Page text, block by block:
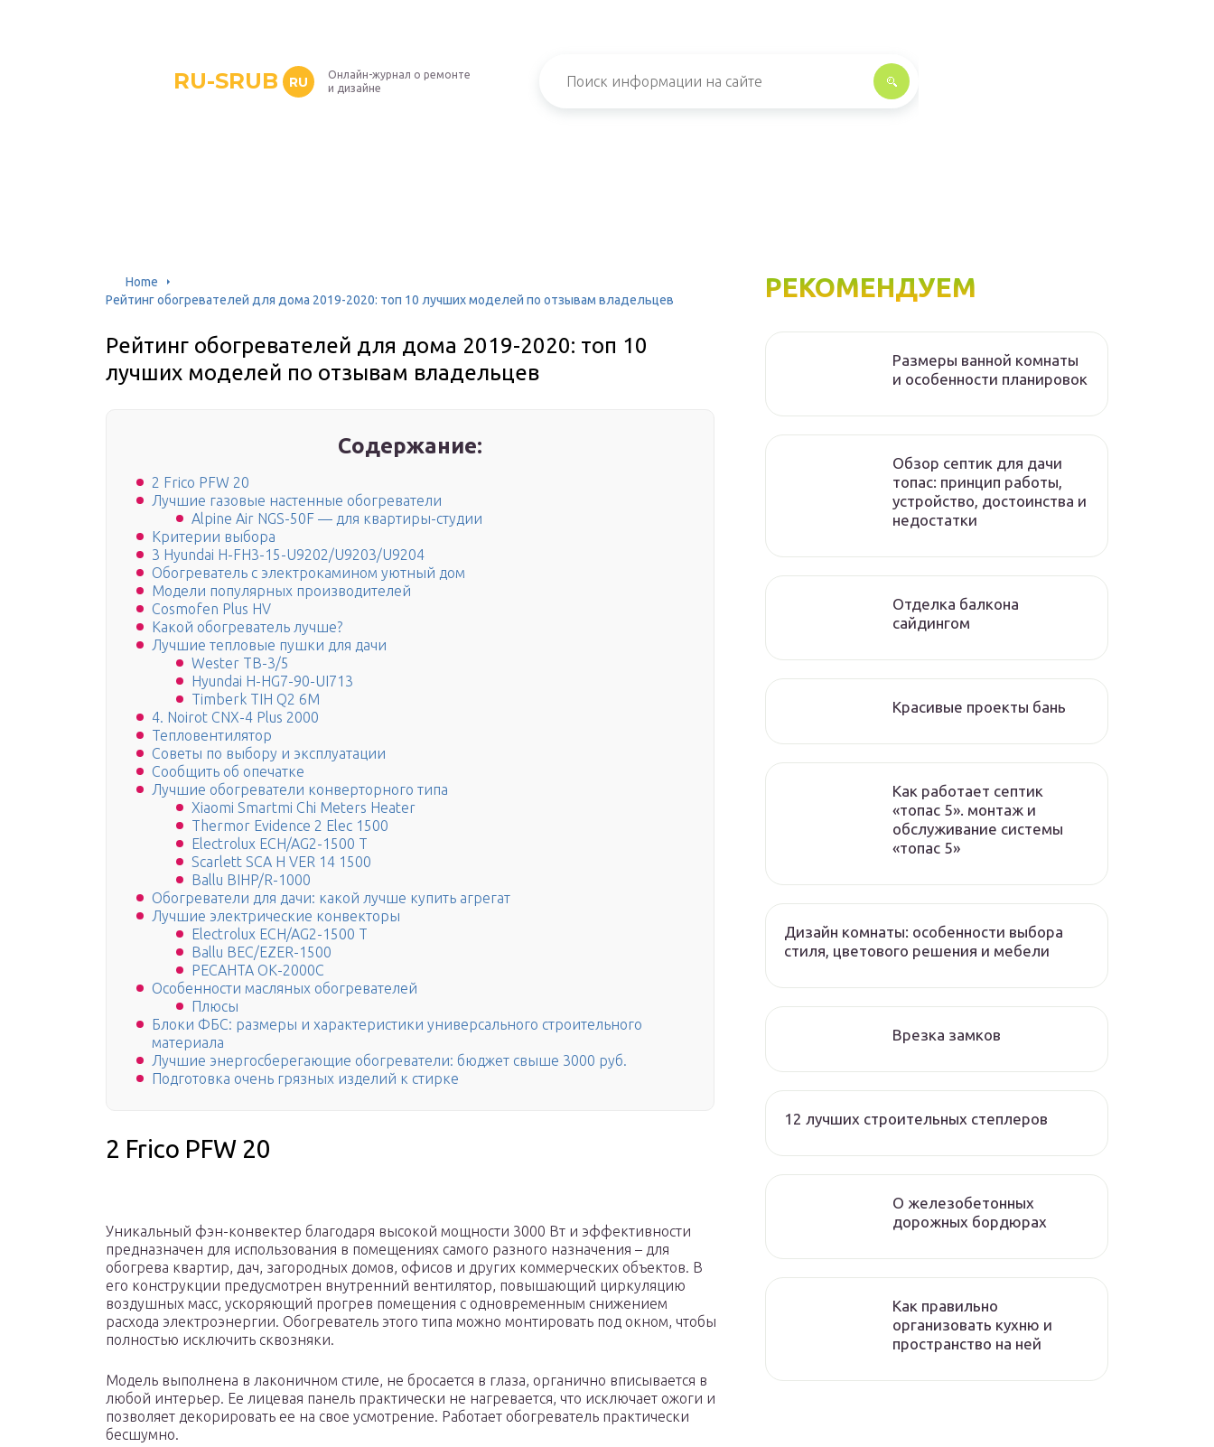
RU-SRUB RU
Онлайн-журнал о ремонте
и дизайне
Home
Рейтинг обогревателей для дома 2019-2020: топ 10 лучших моделей по отзывам владельцев
Рейтинг обогревателей для дома 2019-2020: топ 10
лучших моделей по отзывам владельцев
Содержание:
2 Frico PFW 20
Лучшие газовые настенные обогреватели
Alpine Air NGS-50F — для квартиры-студии
Критерии выбора
3 Hyundai H-FH3-15-U9202/U9203/U9204
Обогреватель с электрокамином уютный дом
Модели популярных производителей
Cosmofen Plus HV
Какой обогреватель лучше?
Лучшие тепловые пушки для дачи
Wester ТВ-3/5
Hyundai H-HG7-90-UI713
Timberk TIH Q2 6M
4. Noirot CNX-4 Plus 2000
Тепловентилятор
Советы по выбору и эксплуатации
Сообщить об опечатке
Лучшие обогреватели конверторного типа
Xiaomi Smartmi Chi Meters Heater
Thermor Evidence 2 Elec 1500
Electrolux ECH/AG2-1500 T
Scarlett SCA H VER 14 1500
Ballu BIHP/R-1000
Обогреватели для дачи: какой лучше купить агрегат
Лучшие электрические конвекторы
Electrolux ECH/AG2-1500 T
Ballu BEC/EZER-1500
РЕСАНТА ОК-2000С
Особенности масляных обогревателей
Плюсы
Блоки ФБС: размеры и характеристики универсального строительного
материала
Лучшие энергосберегающие обогреватели: бюджет свыше 3000 руб.
Подготовка очень грязных изделий к стирке
2 Frico PFW 20
Уникальный фэн-конвектер благодаря высокой мощности 3000 Вт и эффективности
предназначен для использования в помещениях самого разного назначения – для
обогрева квартир, дач, загородных домов, офисов и других коммерческих объектов. В
его конструкции предусмотрен внутренний вентилятор, повышающий циркуляцию
воздушных масс, ускоряющий прогрев помещения с одновременным снижением
расхода электроэнергии. Обогреватель этого типа можно монтировать под окном, чтобы
полностью исключить сквозняки.
Модель выполнена в лаконичном стиле, не бросается в глаза, органично вписывается в
любой интерьер. Ее лицевая панель практически не нагревается, что исключает ожоги и
позволяет декорировать ее на свое усмотрение. Работает обогреватель практически
бесшумно.
РЕКОМЕНДУЕМ
Размеры ванной комнаты
и особенности планировок
Обзор септик для дачи
топас: принцип работы,
устройство, достоинства и
недостатки
Отделка балкона
сайдингом
Красивые проекты бань
Как работает септик
«топас 5». монтаж и
обслуживание системы
«топас 5»
Дизайн комнаты: особенности выбора
стиля, цветового решения и мебели
Врезка замков
12 лучших строительных степлеров
О железобетонных
дорожных бордюрах
Как правильно
организовать кухню и
пространство на ней